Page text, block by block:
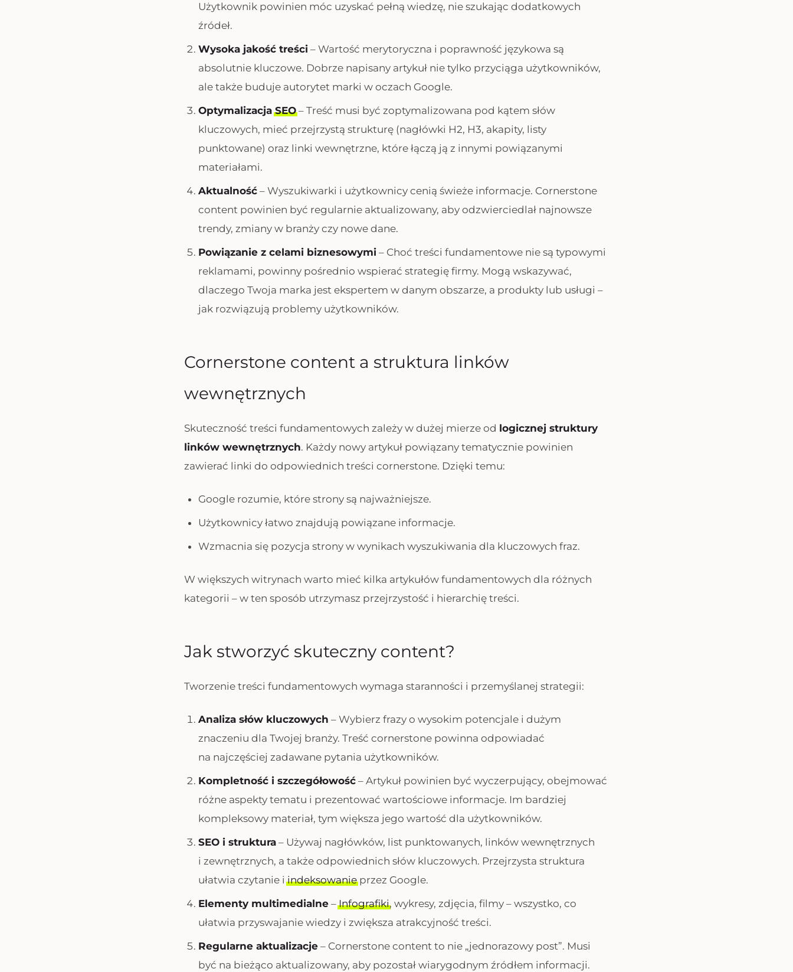
Użytkownik powinien móc uzyskać pełną wiedzę, nie szukając dodatkowych
źródeł.
Wysoka jakość treści – Wartość merytoryczna i poprawność językowa są
absolutnie kluczowe. Dobrze napisany artykuł nie tylko przyciąga użytkowników,
ale także buduje autorytet marki w oczach Google.
OptymalizacjaSEO– Treść musi być zoptymalizowana pod kątem słów
kluczowych, mieć przejrzystą strukturę (nagłówki H2, H3, akapity, listy
punktowane) oraz linki wewnętrzne, które łączą ją z innymi powiązanymi
materiałami.
Aktualność – Wyszukiwarki i użytkownicy cenią świeże informacje. Cornerstone
content powinien być regularnie aktualizowany, aby odzwierciedlał najnowsze
trendy, zmiany w branży czy nowe dane.
Powiązanie z celami biznesowymi – Choć treści fundamentowe nie są typowymi
reklamami, powinny pośrednio wspierać strategię firmy. Mogą wskazywać,
dlaczego Twoja marka jest ekspertem w danym obszarze, a produkty lub usługi –
jak rozwiązują problemy użytkowników.
Cornerstone content a struktura linków
wewnętrznych
Skuteczność treści fundamentowych zależy w dużej mierze od logicznej struktury
linków wewnętrznych. Każdy nowy artykuł powiązany tematycznie powinien
zawierać linki do odpowiednich treści cornerstone. Dzięki temu:
Google rozumie, które strony są najważniejsze.
Użytkownicy łatwo znajdują powiązane informacje.
Wzmacnia się pozycja strony w wynikach wyszukiwania dla kluczowych fraz.
W większych witrynach warto mieć kilka artykułów fundamentowych dla różnych
kategorii – w ten sposób utrzymasz przejrzystość i hierarchię treści.
Jak stworzyć skuteczny content?
Tworzenie treści fundamentowych wymaga staranności i przemyślanej strategii:
Analiza słów kluczowych – Wybierz frazy o wysokim potencjale i dużym
znaczeniu dla Twojej branży. Treść cornerstone powinna odpowiadać
na najczęściej zadawane pytania użytkowników.
Kompletność i szczegółowość – Artykuł powinien być wyczerpujący, obejmować
różne aspekty tematu i prezentować wartościowe informacje. Im bardziej
kompleksowy materiał, tym większa jego wartość dla użytkowników.
SEO i struktura – Używaj nagłówków, list punktowanych, linków wewnętrznych
i zewnętrznych, a także odpowiednich słów kluczowych. Przejrzysta struktura
ułatwia czytanie iindeksowanieprzez Google.
Elementy multimedialne –Infografiki, wykresy, zdjęcia, filmy – wszystko, co
ułatwia przyswajanie wiedzy i zwiększa atrakcyjność treści.
Regularne aktualizacje – Cornerstone content to nie „jednorazowy post”. Musi
być na bieżąco aktualizowany, aby pozostał wiarygodnym źródłem informacji.